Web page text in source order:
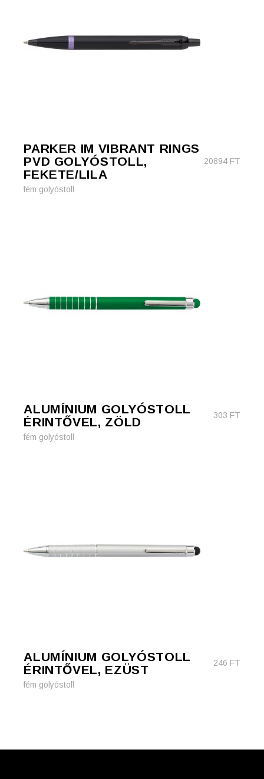
PARKER IM VIBRANT RINGS
PVD GOLYÓSTOLL,
FEKETE/LILA
20894 FT
fém golyóstoll
ALUMÍNIUM GOLYÓSTOLL
ÉRINTŐVEL, ZÖLD
303 FT
fém golyóstoll
ALUMÍNIUM GOLYÓSTOLL
ÉRINTŐVEL, EZÜST
246 FT
fém golyóstoll